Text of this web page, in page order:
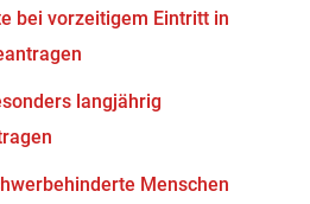
bei vorzeitigem Eintritt in
langjährig
Menschen